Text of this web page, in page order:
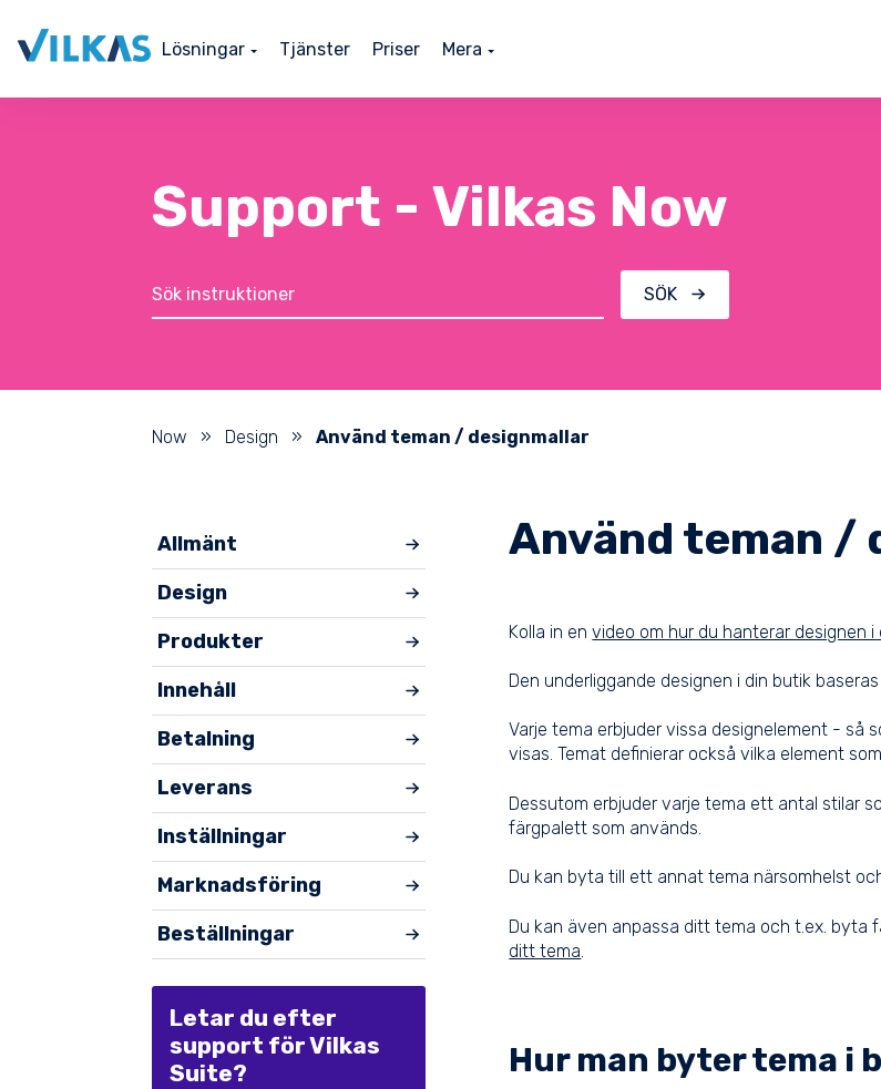
Lösningar Tjänster Priser Mera
Support - Vilkas Now
SÖK
Now » Design » Använd teman / designmallar
Allmänt
Design
Produkter
Innehåll
Betalning
Leverans
Inställningar
Marknadsföring
Beställningar
Letar du efter
support för Vilkas
Suite?
Använd teman /
Kolla in envideo om hur du hanterar designen i
Den underliggande designen i din butik
Varje tema erbjuder vissa designelement - så
visas. Temat definierar också vilka element
Dessutom erbjuder varje tema ett antal stilar
färgpalett som används.
Du kan byta till ett annat tema närsomhelst
Du kan även anpassa ditt tema och t.ex. byta
ditt tema
Hur man byter tema i